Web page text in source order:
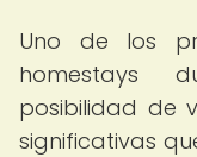
Uno de los
homestays
posibilidad de
significativas